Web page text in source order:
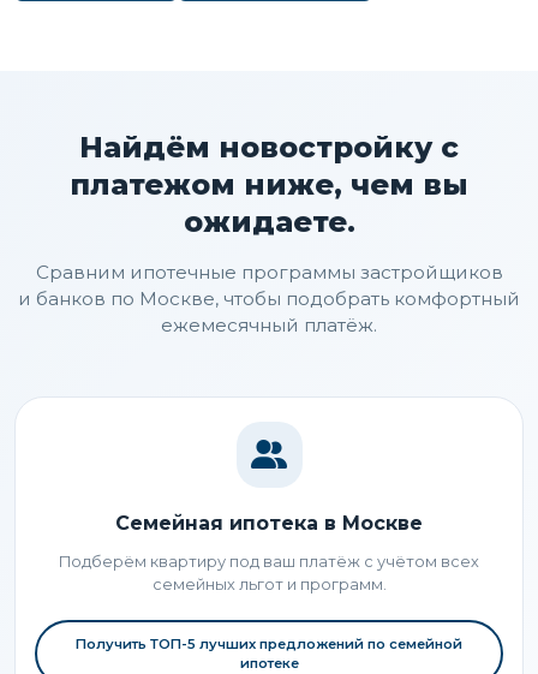
Найдём новостройку с
платежом ниже, чем вы
ожидаете.
Сравним ипотечные программы застройщиков
и банков по Москве, чтобы подобрать комфортный
ежемесячный платёж.
Семейная ипотека в Москве
Подберём квартиру под ваш платёж с учётом всех
семейных льгот и программ.
Получить ТОП-5 лучших предложений по семейной
ипотеке